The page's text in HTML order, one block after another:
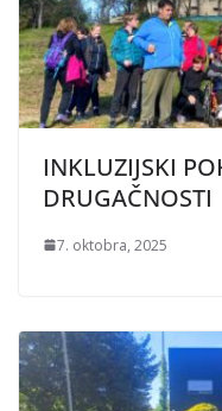
INKLUZIJSKI
DRUGAČNOSTI
7. oktobra, 2025